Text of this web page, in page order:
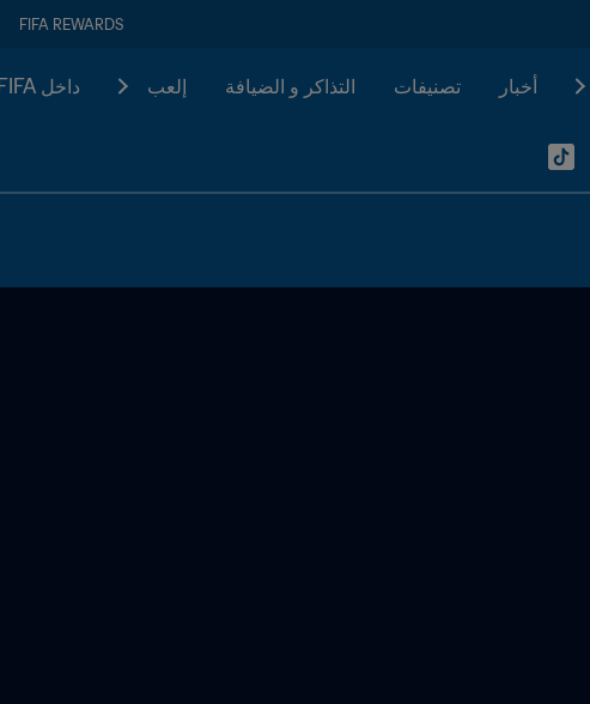
FIFA REWARDS
أخبار تصنيفات التذاكر و الضيافة إلعب داخل FIFA